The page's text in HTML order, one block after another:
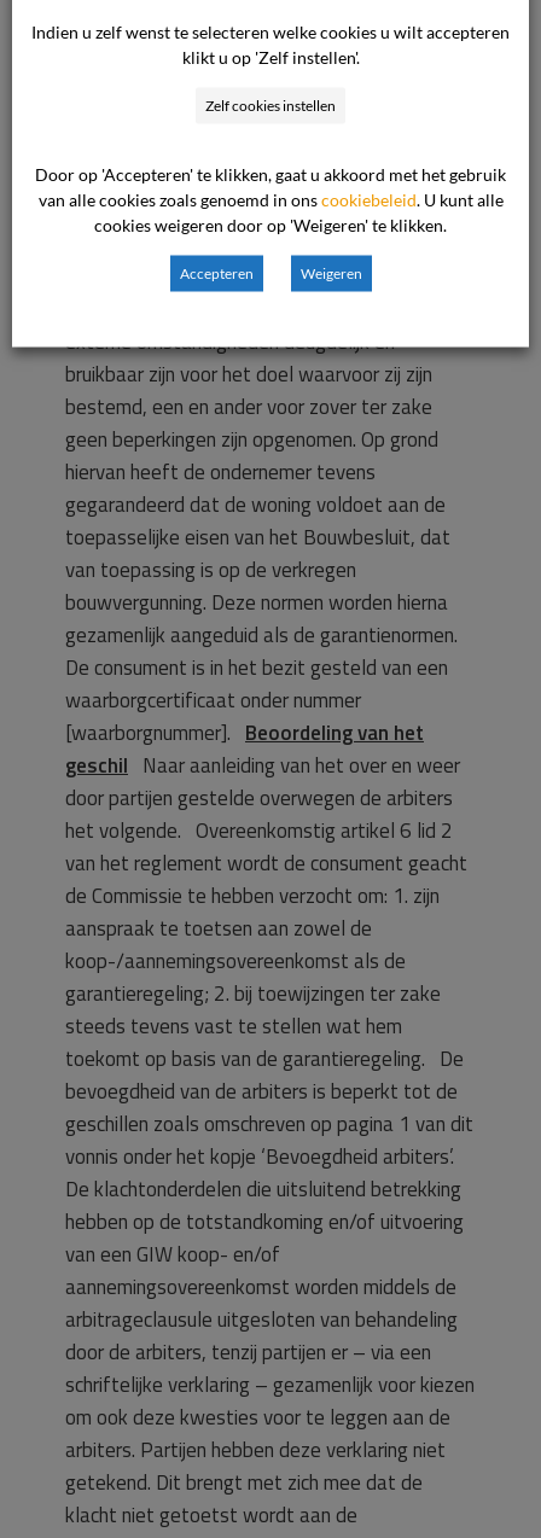
op 16 juni 2005 opgeleverd. Tevens is op
eerdergenoemde garantieregeling van
toepassing zijnde artikelen van de
garantieregeling heeft de ondernemer aan de
consument gegarandeerd dat de toegepaste
constructies, materialen, onderdelen en
externe omstandigheden deugdelijk en
bruikbaar zijn voor het doel waarvoor zij zijn
bestemd, een en ander voor zover ter zake
geen beperkingen zijn opgenomen. Op grond
hiervan heeft de ondernemer tevens
gegarandeerd dat de woning voldoet aan de
toepasselijke eisen van het Bouwbesluit, dat
van toepassing is op de verkregen
bouwvergunning. Deze normen worden hierna
gezamenlijk aangeduid als de garantienormen.
De consument is in het bezit gesteld van een
waarborgcertificaat onder nummer
[waarborgnummer]. Beoordeling van het
geschil Naar aanleiding van het over en weer
door partijen gestelde overwegen de arbiters
het volgende. Overeenkomstig artikel 6 lid 2
van het reglement wordt de consument geacht
de Commissie te hebben verzocht om: 1. zijn
aanspraak te toetsen aan zowel de
koop-/aannemingsovereenkomst als de
garantieregeling; 2. bij toewijzingen ter zake
steeds tevens vast te stellen wat hem
toekomt op basis van de garantieregeling. De
bevoegdheid van de arbiters is beperkt tot de
geschillen zoals omschreven op pagina 1 van dit
vonnis onder het kopje ‘Bevoegdheid arbiters’.
De klachtonderdelen die uitsluitend betrekking
hebben op de totstandkoming en/of uitvoering
van een GIW koop- en/of
aannemingsovereenkomst worden middels de
arbitrageclausule uitgesloten van behandeling
door de arbiters, tenzij partijen er – via een
schriftelijke verklaring – gezamenlijk voor kiezen
om ook deze kwesties voor te leggen aan de
arbiters. Partijen hebben deze verklaring niet
getekend. Dit brengt met zich mee dat de
klacht niet getoetst wordt aan de
Indien u zelf wenst te selecteren welke cookies u wilt accepteren
klikt u op 'Zelf instellen'.
Zelf cookies instellen
Door op 'Accepteren' te klikken, gaat u akkoord met het gebruik
van alle cookies zoals genoemd in onscookiebeleid . U kunt alle
cookies weigeren door op 'Weigeren' te klikken.
Accepteren Weigeren